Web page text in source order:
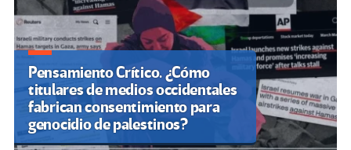
Pensamiento Crítico. ¿Cómo
titulares de medios occidentales
fabrican consentimiento para
genocidio de palestinos?